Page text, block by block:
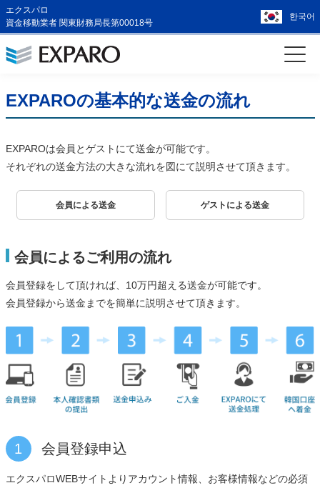
エクスパロ
資金移動業者 関東財務局長第00018号
한국어
EXPAROの基本的な送金の流れ
EXPAROは会員とゲストにて送金が可能です。
それぞれの送金方法の大きな流れを図にて説明させて頂きます。
会員による送金 ゲストによる送金
会員によるご利用の流れ
会員登録をして頂ければ、10万円超える送金が可能です。
会員登録から送金までを簡単に説明させて頂きます。
1 会員登録申込
エクスパロWEBサイトよりアカウント情報、お客様情報などの必須